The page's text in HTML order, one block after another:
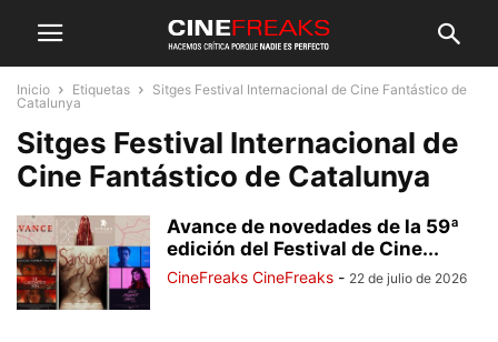
Inicio Etiquetas
Sitges Festival Internacional de Cine Fantástico de
Catalunya
Sitges Festival Internacional de
Cine Fantástico de Catalunya
Avance de novedades de la 59ª
edición del Festival de Cine...
CineFreaks CineFreaks - 22 de julio de 2026